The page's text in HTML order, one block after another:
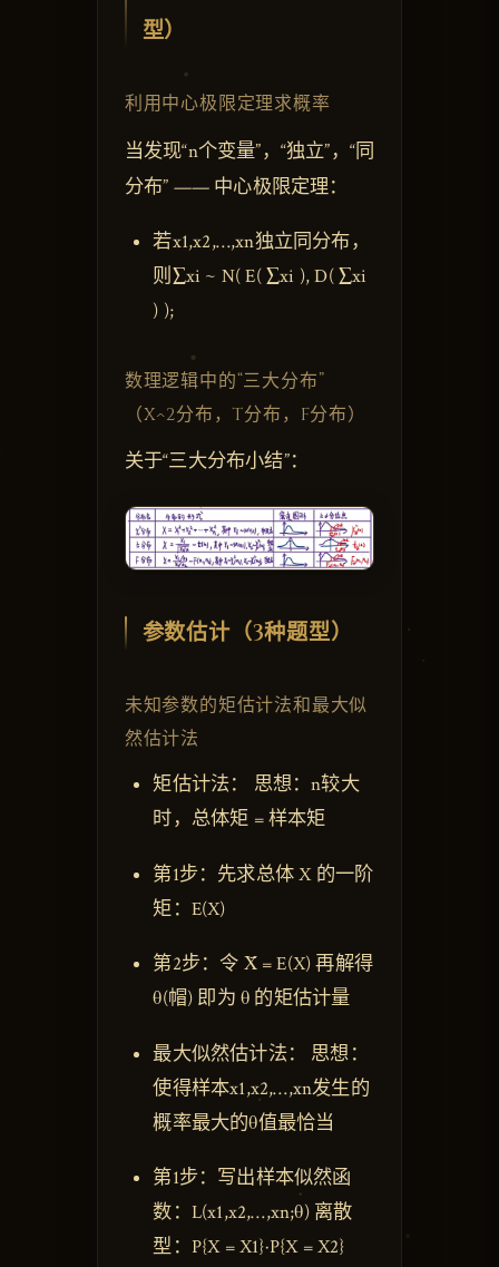
型）
利用中心极限定理求概率
当发现“n个变量”，“独立”，“同
分布” —— 中心极限定理：
若x1,x2,…,xn独立同分布，
则∑xi ~ N( E( ∑xi ), D( ∑xi
) );
数理逻辑中的“三大分布”
（X^2分布，T分布，F分布）
关于“三大分布小结”：
参数估计（3种题型）
未知参数的矩估计法和最大似
然估计法
矩估计法： 思想：n较大
时，总体矩 = 样本矩
第1步：先求总体 X 的一阶
矩：E(X)
第2步：令 X̄ = E(X) 再解得
θ(帽) 即为 θ 的矩估计量
最大似然估计法： 思想：
使得样本x1,x2,…,xn发生的
概率最大的θ值最恰当
第1步：写出样本似然函
数：L(x1,x2,…,xn;θ) 离散
型：P{X = X1}·P{X = X2}